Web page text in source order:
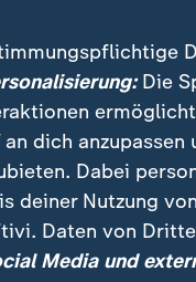
vergangenen
beliefert die
Zöllen genau
Chaos: Was aktuell
Zölle auf
Die
an dich
Dabei
deiner Nutzung
Daten von
Media und